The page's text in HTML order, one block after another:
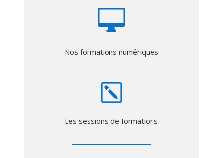

Nos formations numériques
k
Les sessions de formations